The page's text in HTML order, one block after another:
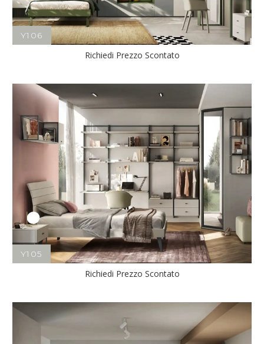
Y106
Richiedi Prezzo Scontato
Y105
Richiedi Prezzo Scontato